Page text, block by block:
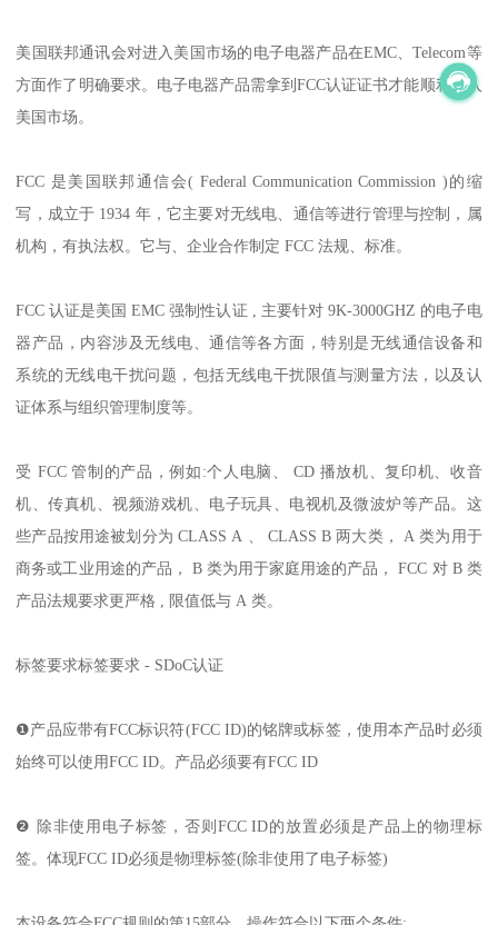
美国联邦通讯会对进入美国市场的电子电器产品在EMC、Telecom等
方面作了明确要求。电子电器产品需拿到FCC认证证书才能顺利进入
美国市场。
FCC 是美国联邦通信会( Federal Communication Commission )的缩
写，成立于 1934 年，它主要对无线电、通信等进行管理与控制，属
机构，有执法权。它与、企业合作制定 FCC 法规、标准。
FCC 认证是美国 EMC 强制性认证 , 主要针对 9K-3000GHZ 的电子电
器产品，内容涉及无线电、通信等各方面，特别是无线通信设备和
系统的无线电干扰问题，包括无线电干扰限值与测量方法，以及认
证体系与组织管理制度等。
受 FCC 管制的产品，例如:个人电脑、 CD 播放机、复印机、收音
机、传真机、视频游戏机、电子玩具、电视机及微波炉等产品。这
些产品按用途被划分为 CLASS A 、 CLASS B 两大类， A 类为用于
商务或工业用途的产品， B 类为用于家庭用途的产品， FCC 对 B 类
产品法规要求更严格 , 限值低与 A 类。
标签要求标签要求 - SDoC认证
❶产品应带有FCC标识符(FCC ID)的铭牌或标签，使用本产品时必须
始终可以使用FCC ID。产品必须要有FCC ID
❷ 除非使用电子标签，否则FCC ID的放置必须是产品上的物理标
签。体现FCC ID必须是物理标签(除非使用了电子标签)